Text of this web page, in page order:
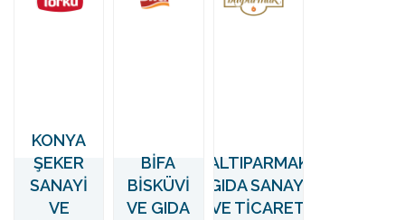
KONYA
ŞEKER
SANAYİ
VE
BİFA
BİSKÜVİ
VE GIDA
ALTIPARMAK
GIDA SANAYİ
VE TİCARET